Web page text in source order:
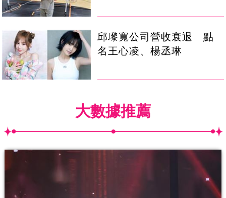
邱瓈寬公司營收衰退 點
名王心凌、楊丞琳
大數據推薦